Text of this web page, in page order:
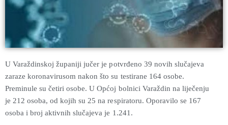
U Varaždinskoj županiji jučer je potvrđeno 39 novih slučajeva
zaraze koronavirusom nakon što su testirane 164 osobe.
Preminule su četiri osobe. U Općoj bolnici Varaždin na liječenju
je 212 osoba, od kojih su 25 na respiratoru. Oporavilo se 167
osoba i broj aktivnih slučajeva je 1.241.